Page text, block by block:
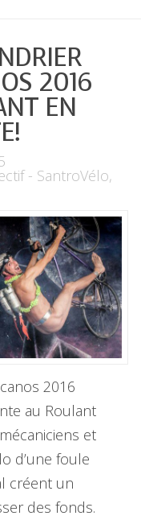
2016
EN
- SantroVélo,
2016
au Roulant
et
d’une foule
créent un
des fonds.